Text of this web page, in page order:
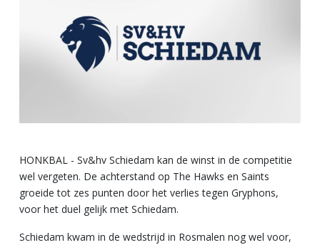
HONKBAL - Sv&hv Schiedam kan de winst in de competitie
wel vergeten. De achterstand op The Hawks en Saints
groeide tot zes punten door het verlies tegen Gryphons,
voor het duel gelijk met Schiedam.
Schiedam kwam in de wedstrijd in Rosmalen nog wel voor,